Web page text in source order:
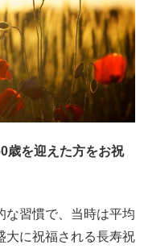
歳を迎えた方をお祝
な習慣で、当時は平均
大に祝福される長寿祝